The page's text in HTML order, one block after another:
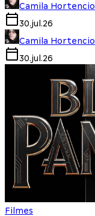
Camila Hortencio
30.jul.26
Camila Hortencio
30.jul.26
Filmes